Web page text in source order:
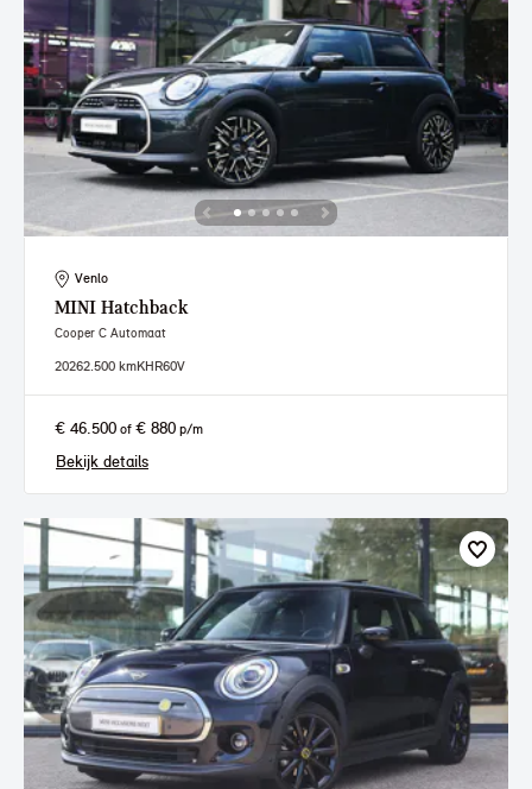
Venlo
MINI Hatchback
Cooper C Automaat
20262.500 kmKHR60V
€ 46.500 of € 880 p/m
Bekijk details